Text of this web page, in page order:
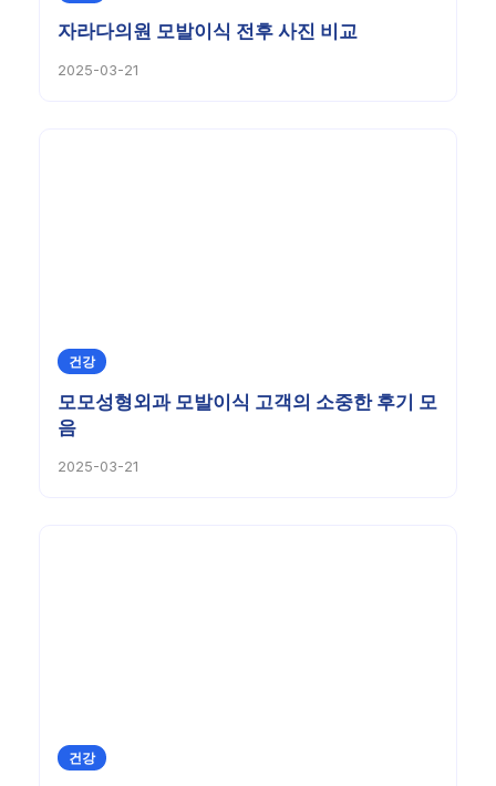
자라다의원 모발이식 전후 사진 비교
2025-03-21
건강
모모성형외과 모발이식 고객의 소중한 후기 모
음
2025-03-21
건강